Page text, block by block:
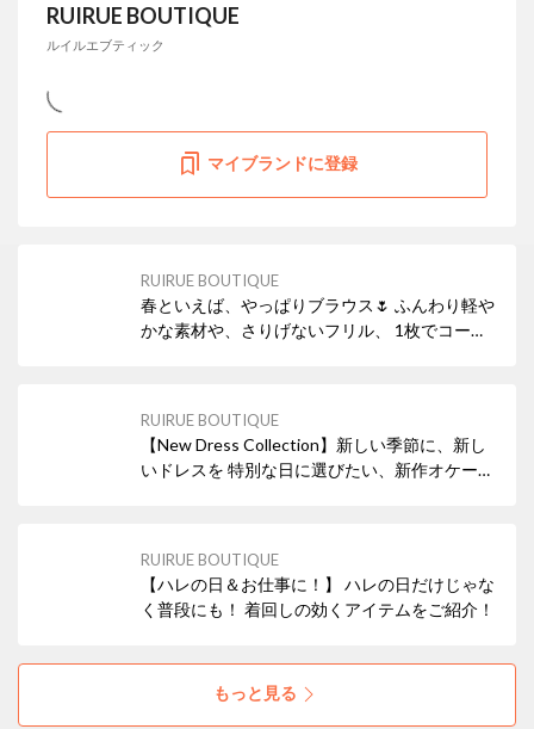
RUIRUE BOUTIQUE
ルイルエブティック
マイブランドに登録
RUIRUE BOUTIQUE
春といえば、やっぱりブラウス🌷 ふんわり軽や
かな素材や、さりげないフリル、 1枚でコーデ
が勢ぞろいです。
RUIRUE BOUTIQUE
【New Dress Collection】新しい季節に、新し
いドレスを 特別な日に選びたい、新作オケージ
RUIRUE BOUTIQUE
【ハレの日＆お仕事に！】 ハレの日だけじゃな
く普段にも！ 着回しの効くアイテムをご紹介！
もっと見る